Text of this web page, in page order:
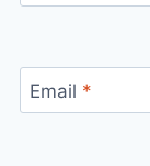
Email *